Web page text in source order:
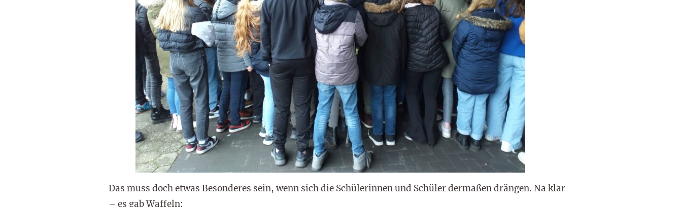
Das muss doch etwas Besonderes sein, wenn sich die Schülerinnen und Schüler dermaßen drängen. Na klar
– es gab Waffeln: